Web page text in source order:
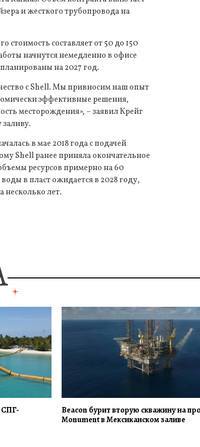
и жесткого трубопровода на
стоимость составляет от 50 до 150
начнутся немедленно в офисе
на 2027 год.
с Shell. Мы привносим наш опыт
эффективные решения,
месторождения», – заявил Крейг
в мае 2018 года с подачей
Shell ранее приняла окончательное
ресурсов примерно на 60
в пласт ожидается в 2028 году,
несколько лет.
СПГ-
Beacon бурит вторую скважину на
Monument в Мексиканском заливе